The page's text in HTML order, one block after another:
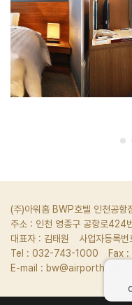
(주)아워홈 BWP호텔 인천공항
주소 : 인천 영종구 공항로
대표자 : 김태원
사업자등록
Tel : 032-743-1000
Fax
E-mail :